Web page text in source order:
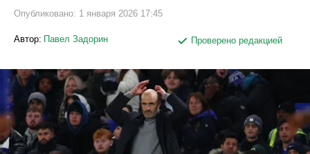
Опубликовано: 1 января 2026 17:45
Автор: Павел Задорин Проверено редакцией